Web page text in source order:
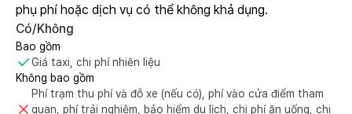
phụ phí hoặc dịch vụ có thể không khả dụng.
Có/Không
Bao gồm
Giá taxi, chi phí nhiên liệu
Không bao gồm
Phí trạm thu phí và đỗ xe (nếu có), phí vào cửa điểm tham
quan, phí trải nghiệm, bảo hiểm du lịch, chi phí ăn uống, chi